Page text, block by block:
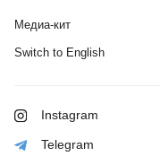
Медиа-кит
Switch to English
Instagram
Telegram